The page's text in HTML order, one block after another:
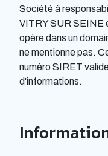
Société à
VITRY SUR SEINE
opère dans un
ne mentionne pas.
numéro SIRET
d'informations.